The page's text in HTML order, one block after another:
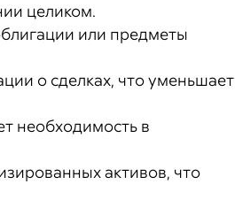
целиком.
или предметы
о сделках, что уменьшает
необходимость в
активов, что